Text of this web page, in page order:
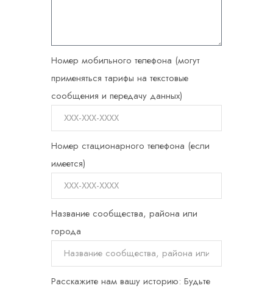
Номер мобильного телефона (могут
применяться тарифы на текстовые
сообщения и передачу данных)
Номер стационарного телефона (если
имеется)
Название сообщества, района или
города
Расскажите нам вашу историю: Будьте